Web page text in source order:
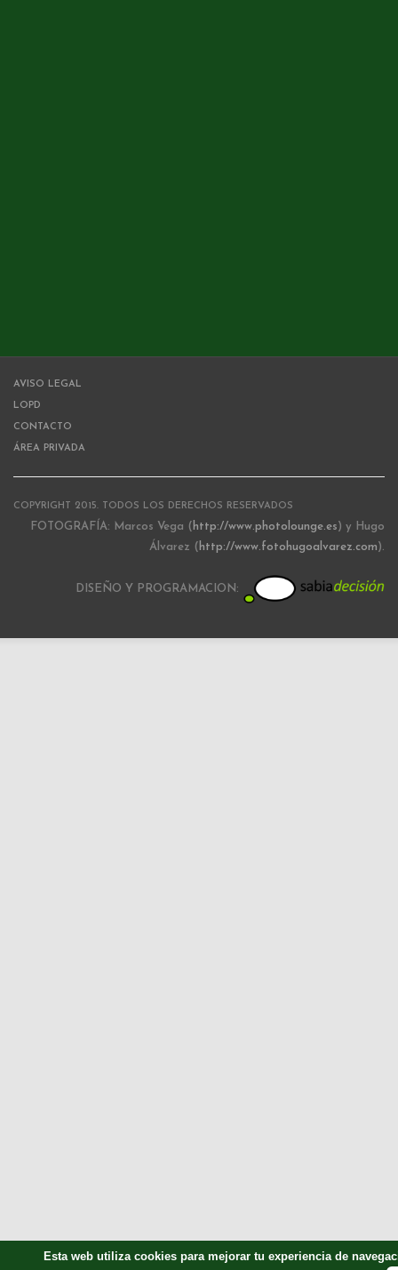
AVISO LEGAL
LOPD
CONTACTO
ÁREA PRIVADA
COPYRIGHT 2015. TODOS LOS DERECHOS RESERVADOS
FOTOGRAFÍA: Marcos Vega ( http://www.photolounge.es) y Hugo
Álvarez ( http://www.fotohugoalvarez.com).
DISEÑO Y PROGRAMACION:
Esta web utiliza cookies para mejorar tu experiencia de